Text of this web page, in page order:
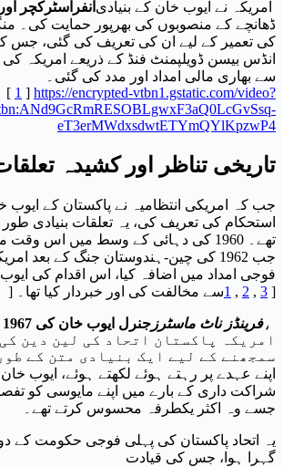
انفراسٹرکچر امریکہ نے ایوب خان کے بنیادی
ڈھانچے کے منصوبوں کی بھرپور حمایت کی۔
کی تعمیر کے لیے ان کی تعریف کی گئی، جس
انڈس بیسن ڈویلپمنٹ فنڈ کے ذریعے امریکہ
سے بھاری مالی امداد اور مدد کی گئی۔
[ 1 ] https://encrypted-vtbn1.gstatic.com/video?
eT3erMWdxsdwtETYmQYlKpzwP4
تاریخی تناظر اور کشیدہ
جب کہ امریکی انتظامیہ نے پاکستان کے ایوب
استحکام کی تعریف کی، یہ تعلقات بنیادی طور
تھے۔ 1960 کی دہائی کے وسط میں اس وقت
جب 1962 کی چین-ہندوستان جنگ کے بعد
فوجی امداد میں اضافہ کیا، اس اقدام کی
سے مخالفت کی اور خبردار کیا تھا۔ [1 , 2 , 3 ]
جنرل ایوب خان کی 1967 کی سوانح عمری، فرینڈز ناٹ ماسٹرز،
امریکہ پاکستان اتحاد کی لین دین
سمجھنے کے لیے ایک بنیادی متن کے
اپنے عہدے پر رہتے ہوئے لکھتے ہوئے، ایوب
شراکت داری کے بارے میں اپنے مایوسی کو
جسے وہ اکثر یکطرفہ محسوس کرتے تھے۔
یہ اتحاد پاکستان کی پہلی فوجی حکومت کے
گہرا ہوا، جس کی قیادت